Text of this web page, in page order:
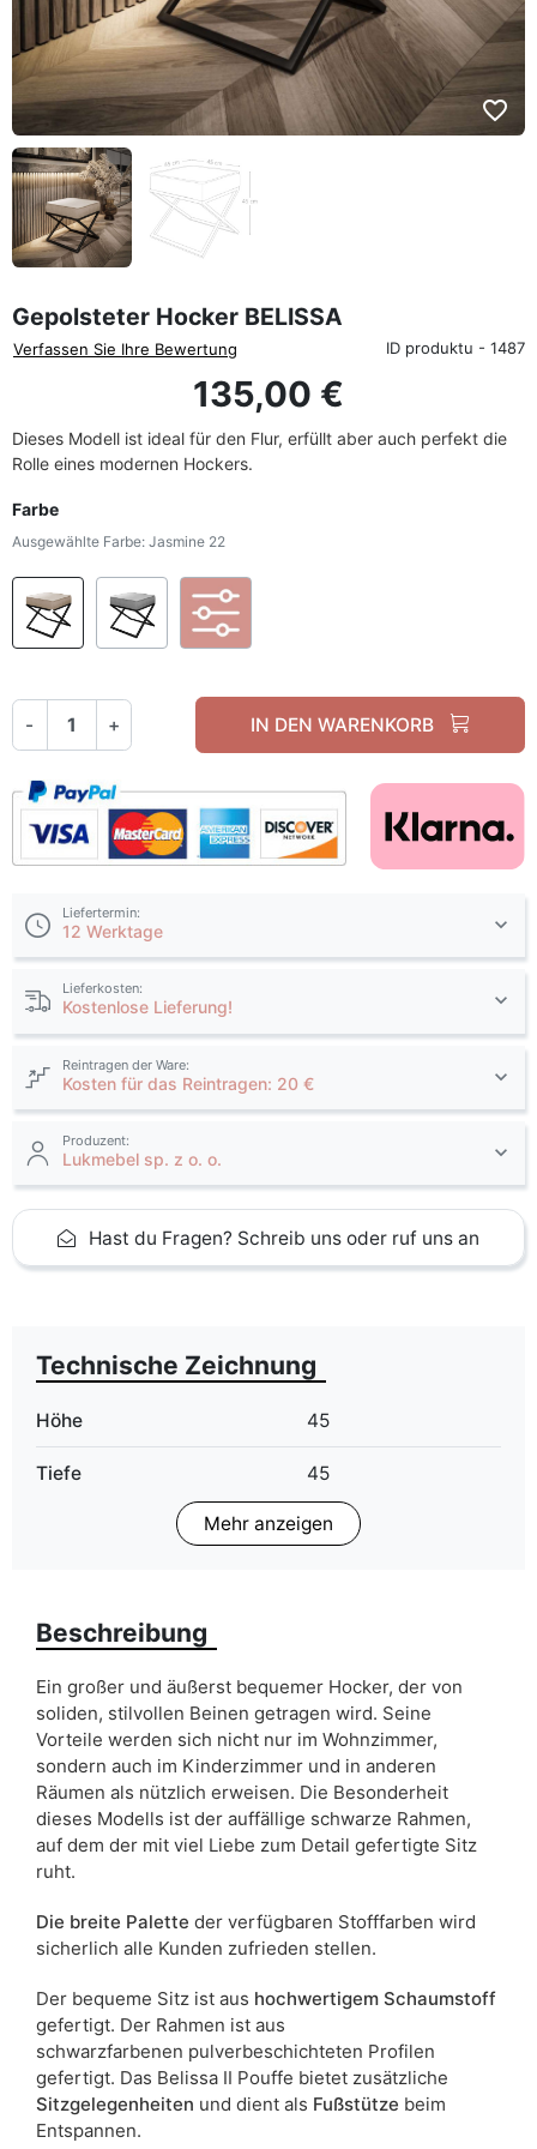
favorite_border
Gepolsteter Hocker BELISSA
Verfassen Sie Ihre Bewertung ID produktu - 1487
135,00 €
Dieses Modell ist ideal für den Flur, erfüllt aber auch perfekt die
Rolle eines modernen Hockers.
Farbe
Ausgewählte Farbe: Jasmine 22
Jasmine 22 Jasmine 81
- + IN DEN WARENKORB
Liefertermin:
12 Werktage
Lieferkosten:
Kostenlose Lieferung!
Reintragen der Ware:
Kosten für das Reintragen: 20 €
Produzent:
Lukmebel sp. z o. o.
Hast du Fragen? Schreib uns oder ruf uns an
Technische Zeichnung
Höhe 45
Tiefe 45
45
Materialeigenschaften sind Maßabweichungen von +/- 2–3 cm
Mehr anzeigen
Beschreibung
Ein großer und äußerst bequemer Hocker, der von
soliden, stilvollen Beinen getragen wird. Seine
Vorteile werden sich nicht nur im Wohnzimmer,
sondern auch im Kinderzimmer und in anderen
Räumen als nützlich erweisen. Die Besonderheit
dieses Modells ist der auffällige schwarze Rahmen,
auf dem der mit viel Liebe zum Detail gefertigte Sitz
ruht.
Die breite Palette der verfügbaren Stofffarben wird
sicherlich alle Kunden zufrieden stellen.
Der bequeme Sitz ist aus hochwertigem Schaumstoff
gefertigt. Der Rahmen ist aus
schwarzfarbenen pulverbeschichteten Profilen
gefertigt. Das Belissa II Pouffe bietet zusätzliche
Sitzgelegenheiten und dient als Fußstütze beim
Entspannen.